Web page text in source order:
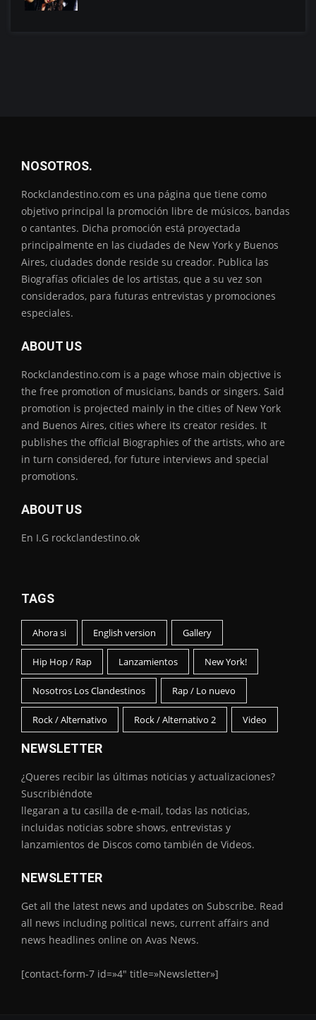
NOSOTROS.
Rockclandestino.com es una página que tiene como
objetivo principal la promoción libre de músicos, bandas
o cantantes. Dicha promoción está proyectada
principalmente en las ciudades de New York y Buenos
Aires, ciudades donde reside su creador. Publica las
Biografías oficiales de los artistas, que a su vez son
considerados, para futuras entrevistas y promociones
especiales.
ABOUT US
Rockclandestino.com is a page whose main objective is
the free promotion of musicians, bands or singers. Said
promotion is projected mainly in the cities of New York
and Buenos Aires, cities where its creator resides. It
publishes the official Biographies of the artists, who are
in turn considered, for future interviews and special
promotions.
ABOUT US
En I.G rockclandestino.ok
TAGS
Ahora si English version Gallery
Hip Hop / Rap Lanzamientos New York!
Nosotros Los Clandestinos Rap / Lo nuevo
Rock / Alternativo Rock / Alternativo 2 Video
NEWSLETTER
¿Queres recibir las últimas noticias y actualizaciones?
Suscribiéndote
llegaran a tu casilla de e-mail, todas las noticias,
incluidas noticias sobre shows, entrevistas y
lanzamientos de Discos como también de Videos.
NEWSLETTER
Get all the latest news and updates on Subscribe. Read
all news including political news, current affairs and
news headlines online on Avas News.
[contact-form-7 id=»4″ title=»Newsletter»]